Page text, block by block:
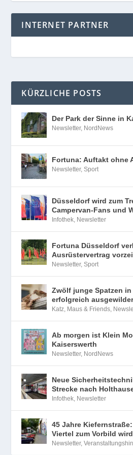
INTERNET PARTNER
KÜRZLICHE POSTS
Der Park der Sinne in
Newsletter, NordNews
Fortuna: Auftakt ohne
Newsletter,Sport
Düsseldorf wird zum
Campervan-Fans und
Infothek, Newsletter
Fortuna Düsseldorf
Ausrüstervertrag
Newsletter,Sport
Zwölf junge Spatzen
erfolgreich
Katz, Maus & Friends,
Ab morgen ist Klein
Kaiserswerth
Newsletter, NordNews
Neue
Strecke nach
Infothek, Newsletter
45 Jahre
Viertel zum Vorbild wird
Newsletter,